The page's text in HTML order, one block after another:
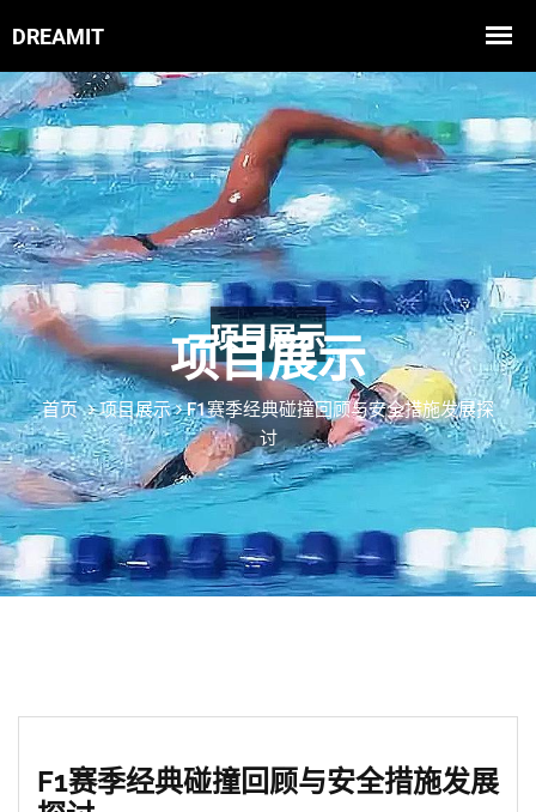
项目展示
首页 项目展示
F1赛季经典碰撞回顾与安全措施发展探
讨
F1赛季经典碰撞回顾与安全措施发展